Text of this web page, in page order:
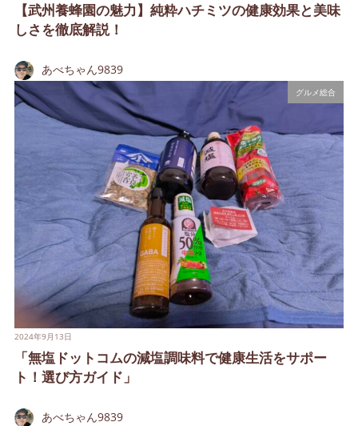
【武州養蜂園の魅力】純粋ハチミツの健康効果と美味
しさを徹底解説！
あべちゃん9839
グルメ総合
2024年9月13日
「無塩ドットコムの減塩調味料で健康生活をサポー
ト！選び方ガイド」
あべちゃん9839